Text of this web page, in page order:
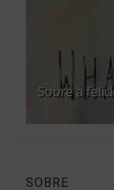
Sobre a
SOBRE